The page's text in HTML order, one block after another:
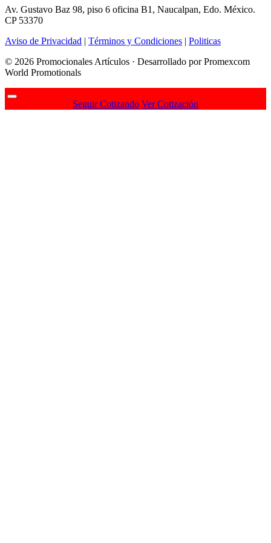
Av. Gustavo Baz 98, piso 6 oficina B1, Naucalpan, Edo. México.
CP 53370
Aviso de Privacidad | Términos y Condiciones | Politicas
© 2026 Promocionales Artículos · Desarrollado por Promexcom
World Promotionals
Seguir Cotizando Ver Cotización